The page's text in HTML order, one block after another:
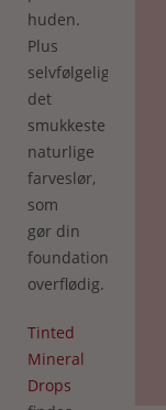
huden.
Plus
selvfølgelig
det
smukkeste
naturlige
farveslør,
som
gør din
foundation
overflødig.
Tinted
Mineral
Drops